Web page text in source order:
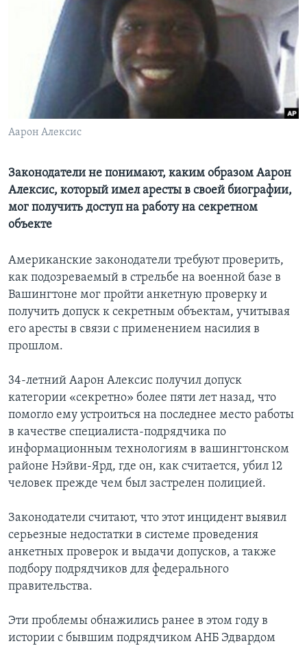
Learning English
СОЦИАЛЬНЫЕ СЕТИ
Языки
Аарон Алексис
Законодатели не понимают, каким образом Аарон
Алексис, который имел аресты в своей биографии,
мог получить доступ на работу на секретном
объекте
Американские законодатели требуют проверить,
как подозреваемый в стрельбе на военной базе в
Вашингтоне мог пройти анкетную проверку и
получить допуск к секретным объектам, учитывая
его аресты в связи с применением насилия в
прошлом.
34-летний Аарон Алексис получил допуск
категории «секретно» более пяти лет назад, что
помогло ему устроиться на последнее место работы
в качестве специалиста-подрядчика по
информационным технологиям в вашингтонском
районе Нэйви-Ярд, где он, как считается, убил 12
человек прежде чем был застрелен полицией.
Законодатели считают, что этот инцидент выявил
серьезные недостатки в системе проведения
анкетных проверок и выдачи допусков, а также
подбору подрядчиков для федерального
правительства.
Эти проблемы обнажились ранее в этом году в
истории с бывшим подрядчиком АНБ Эдвардом